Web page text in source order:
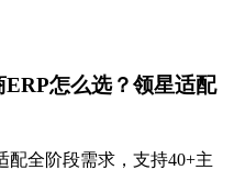
怎么选？领星适配
配全阶段需求，支持40+主